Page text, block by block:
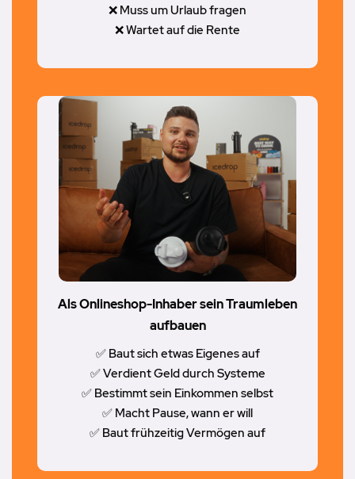
❌ Muss um Urlaub fragen
❌ Wartet auf die Rente
Als Onlineshop-Inhaber sein Traumleben
aufbauen
✅ Baut sich etwas Eigenes auf
✅ Verdient Geld durch Systeme
✅ Bestimmt sein Einkommen selbst
✅ Macht Pause, wann er will
✅ Baut frühzeitig Vermögen auf